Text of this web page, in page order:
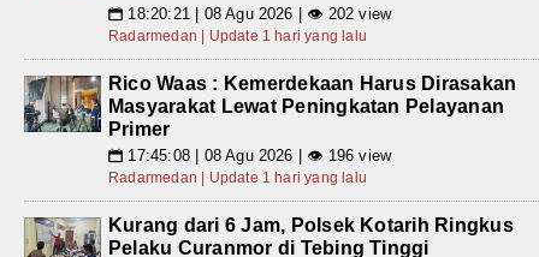
📅 18:20:21 | 08 Agu 2026 | 👁 202 view
Radarmedan | Update 1 hari yang lalu
Rico Waas : Kemerdekaan Harus Dirasakan
Masyarakat Lewat Peningkatan Pelayanan
Primer
📅 17:45:08 | 08 Agu 2026 | 👁 196 view
Radarmedan | Update 1 hari yang lalu
Kurang dari 6 Jam, Polsek Kotarih Ringkus
Pelaku Curanmor di Tebing Tinggi